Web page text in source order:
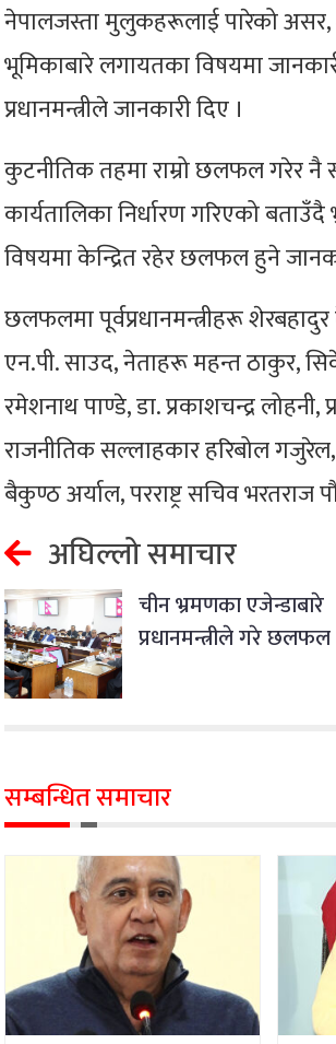
नेपालजस्ता मुलुकहरूलाई पारेको असर,
भूमिकाबारे लगायतका विषयमा
प्रधानमन्त्रीले जानकारी दिए ।
कुटनीतिक तहमा राम्रो छलफल गरेर नै
कार्यतालिका निर्धारण गरिएको
विषयमा केन्द्रित रहेर छलफल हुने
छलफलमा पूर्वप्रधानमन्त्रीहरू शेरबहादुर
एन.पी. साउद, नेताहरू महन्त ठाकुर, सिके
रमेशनाथ पाण्डे, डा. प्रकाशचन्द्र लोहनी,
राजनीतिक सल्लाहकार हरिबोल
बैकुण्ठ अर्याल, परराष्ट्र सचिव
अघिल्लो समाचार
चीन भ्रमणका एजेन्डाबारे
प्रधानमन्त्रीले गरे छलफल
सम्बन्धित समाचार